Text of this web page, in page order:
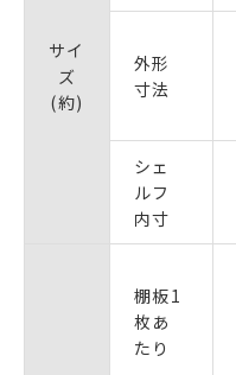
サイ
ズ
(約)
外形
寸法
シェ
ルフ
内寸
棚板1
枚あ
たり